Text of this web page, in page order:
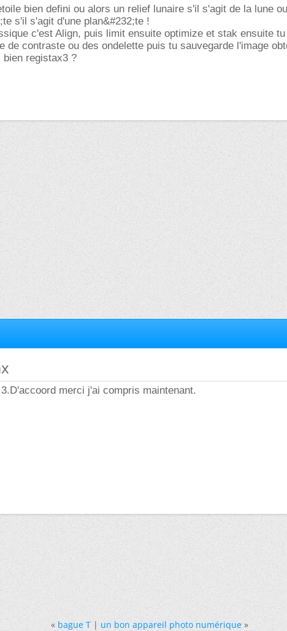
bien defini ou alors un relief lunaire s'il s'agit de la lune
s'il s'agit d'une plan&#232;te !
c'est Align, puis limit ensuite optimize et stak ensuite
de contraste ou des ondelette puis tu sauvegarde l'image
bien registax3 ?
merci j'ai compris maintenant.
« bague T|un bon appareil photo numérique »